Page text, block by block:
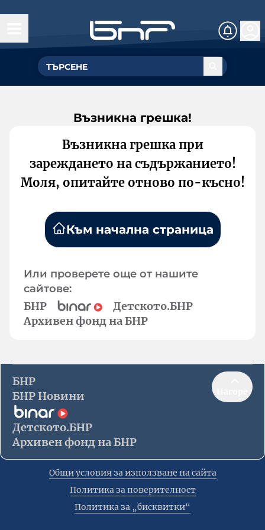
Възникна грешка!
Възникна грешка при
зареждането на съдържанието!
Моля, опитайте отново по-късно!
Към начална страница
Или проверете още от нашите
сайтове:
БНР
Детското.БНР
Архивен фонд на БНР
БНР
БНР Новини
Детското.БНР
Архивен фонд на БНР
Общи условия за използване на сайта
Политика за поверителност
Политика за „бисквитки“